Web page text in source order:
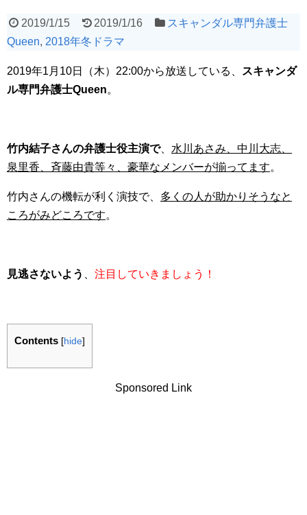
2019/1/15 2019/1/16
スキャンダル専門弁護士
Queen, 2018年冬ドラマ
2019年1月10日（木）22:00から放送している、
スキャンダ
ル専門弁護士Queen。
竹内結子さんの弁護士役主演で、 水川あさみ、中川大志、
泉里香、斉藤由貴等々、豪華なメンバーが揃ってます。
竹内さんの機転が利く演技で、 多くの人が助かりそうなと
ころがみどころです。
見逃さないよう 注目していきましょう！
Contents [hide]
Sponsored Link